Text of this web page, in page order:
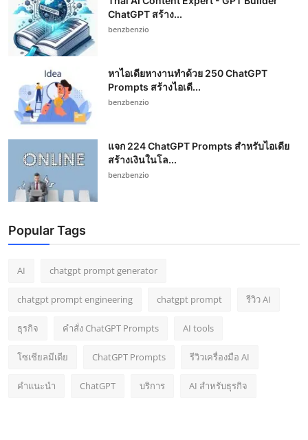
ChatGPT สร้าง...
benzbenzio
หาไอเดียหางานทำด้วย 250 ChatGPT
Prompts สร้างไอเดี...
benzbenzio
แจก 224 ChatGPT Prompts สำหรับไอเดีย
สร้างเงินในโล...
benzbenzio
Popular Tags
AI chatgpt prompt generator
chatgpt prompt engineering chatgpt prompt รีวิว AI
ธุรกิจ คำสั่ง ChatGPT Prompts AI tools
โซเชียลมีเดีย ChatGPT Prompts รีวิวเครื่องมือ AI
คำแนะนำ ChatGPT บริการ AI สำหรับธุรกิจ